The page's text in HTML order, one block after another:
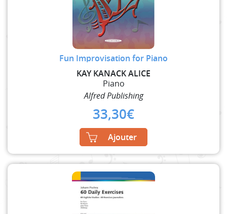
Fun Improvisation for Piano
KAY KANACK ALICE
Piano
Alfred Publishing
33,30€
Ajouter